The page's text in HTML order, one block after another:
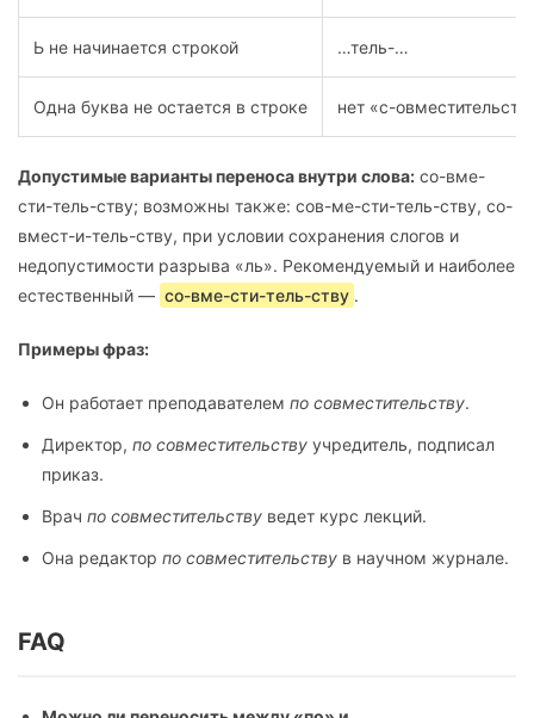
Ь не начинается строкой …тель-…
Одна буква не остается в строке нет «с-
Допустимые варианты переноса внутри слова: со-вме-
сти-тель-ству; возможны также: сов-ме-сти-тель-ству, со-
вмест-и-тель-ству, при условии сохранения слогов и
недопустимости разрыва «ль». Рекомендуемый и наиболее
естественный — со-вме-сти-тель-ству .
Примеры фраз:
Он работает преподавателем по совместительству.
Директор, по совместительству учредитель, подписал
приказ.
Врач по совместительству ведет курс лекций.
Она редактор по совместительству в научном журнале.
FAQ